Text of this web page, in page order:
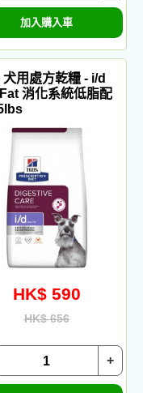
加入購入車
用處方乾糧 - i/d
消化系統低脂配
HK$ 590
HK$ 656
+